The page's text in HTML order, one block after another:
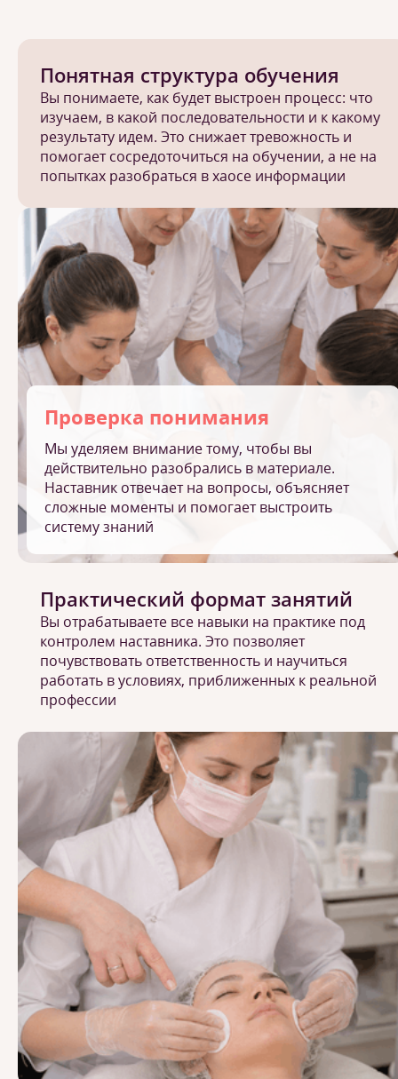
Понятная структура обучения
Вы понимаете, как будет выстроен процесс: что
изучаем, в какой последовательности и к какому
результату идем. Это снижает тревожность и
помогает сосредоточиться на обучении, а не на
попытках разобраться в хаосе информации
Проверка понимания
Мы уделяем внимание тому, чтобы вы
действительно разобрались в материале.
Наставник отвечает на вопросы, объясняет
сложные моменты и помогает выстроить
систему знаний
Практический формат занятий
Вы отрабатываете все навыки на практике под
контролем наставника. Это позволяет
почувствовать ответственность и научиться
работать в условиях, приближенных к реальной
профессии